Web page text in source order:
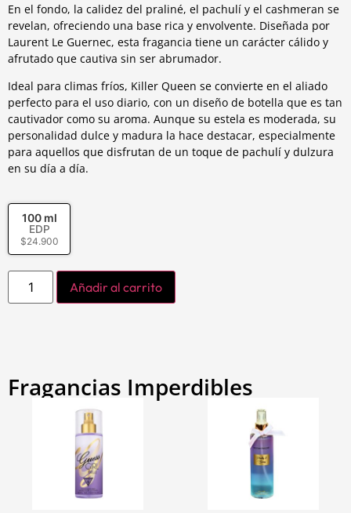
En el fondo, la calidez del praliné, el pachulí y el cashmeran se
revelan, ofreciendo una base rica y envolvente. Diseñada por
Laurent Le Guernec, esta fragancia tiene un carácter cálido y
afrutado que cautiva sin ser abrumador.
Ideal para climas fríos, Killer Queen se convierte en el aliado
perfecto para el uso diario, con un diseño de botella que es tan
cautivador como su aroma. Aunque su estela es moderada, su
personalidad dulce y madura la hace destacar, especialmente
para aquellos que disfrutan de un toque de pachulí y dulzura
en su día a día.
100 ml
EDP
$24.900
Añadir al carrito
Fragancias Imperdibles